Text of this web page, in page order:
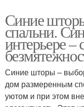
Синие
спальни.
интерьере –
Синие шторы –
дом размеренным
уютом и при этом